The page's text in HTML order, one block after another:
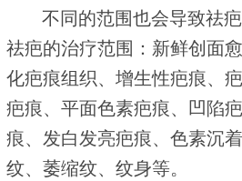
不同的范围也会导致祛
祛疤的治疗范围：新鲜创面
化疤痕组织、增生性疤痕、
疤痕、平面色素疤痕、凹陷
痕、发白发亮疤痕、色素沉
纹、萎缩纹、纹身等。